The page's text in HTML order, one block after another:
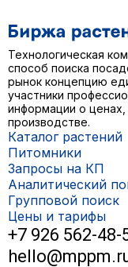
Технологическая
способ поиска
рынок концепцию
участники
информации о
производстве.
Каталог растений
Питомники
Запросы на КП
Аналитический
Групповой поиск
Цены и тарифы
+7 926 562-48-